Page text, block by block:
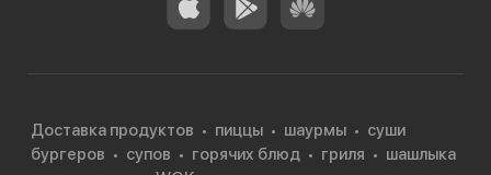
Доставка продуктов пиццы шаурмы
суши
бургеров
супов горячих блюд гриля
шашлыка